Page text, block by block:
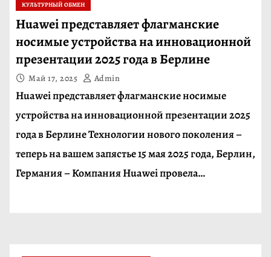
КУЛЬТУРНЫЙ ОБМЕН
Huawei представляет флагманские
носимые устройства на инновационной
презентации 2025 года в Берлине
Май 17, 2025 Admin
Huawei представляет флагманские носимые
устройства на инновационной презентации 2025
года в Берлине Технологии нового поколения –
теперь на вашем запястье 15 мая 2025 года, Берлин,
Германия – Компания Huawei провела…